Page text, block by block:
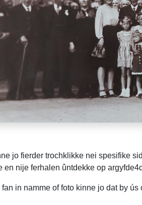
jo fierder trochklikke nei spesifike
nije ferhalen ûntdekke op
in namme of foto kinne jo dat by ús